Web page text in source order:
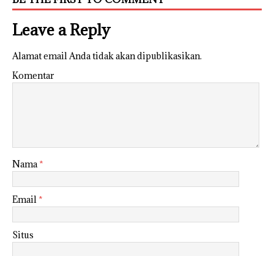
Leave a Reply
Alamat email Anda tidak akan dipublikasikan.
Komentar
Nama*
Email *
Situs